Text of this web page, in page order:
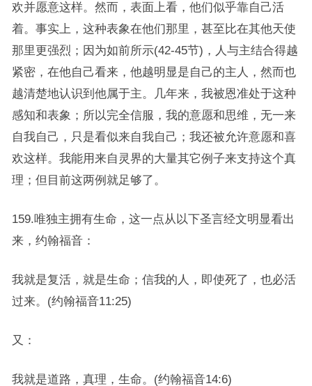
欢并愿意这样。然而，表面上看，他们似乎靠自己活
着。事实上，这种表象在他们那里，甚至比在其他天使
那里更强烈；因为如前所示(42-45节)，人与主结合得越
紧密，在他自己看来，他越明显是自己的主人，然而也
越清楚地认识到他属于主。几年来，我被恩准处于这种
感知和表象；所以完全信服，我的意愿和思维，无一来
自我自己，只是看似来自我自己；我还被允许意愿和喜
欢这样。我能用来自灵界的大量其它例子来支持这个真
理；但目前这两例就足够了。
159.唯独主拥有生命，这一点从以下圣言经文明显看出
来，约翰福音：
我就是复活，就是生命；信我的人，即使死了，也必活
过来。(约翰福音11:25)
又：
我就是道路，真理，生命。(约翰福音14:6)